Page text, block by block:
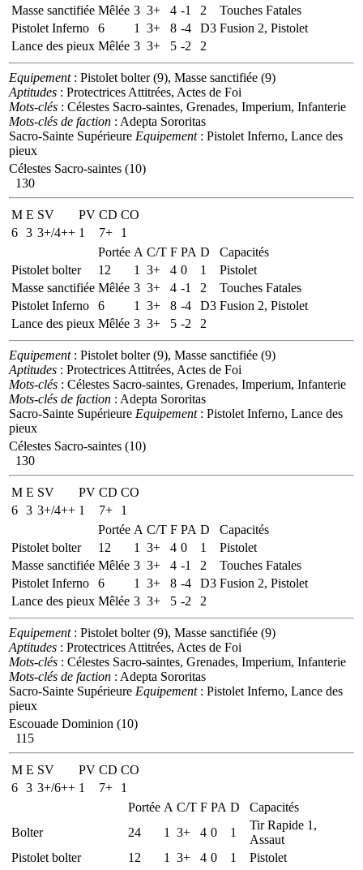
Masse sanctifiée Mêlée 3 3+ 4 -1 2
Touches Fatales
Pistolet Inferno
6 1 3+ 8 -4 D3 Fusion 2, Pistolet
Lance des pieux Mêlée 3 3+ 5 -2 2
Equipement: Pistolet bolter (9), Masse sanctifiée (9)
Aptitudes : Protectrices Attitrées, Actes de Foi
Mots-clés : Célestes Sacro-saintes, Grenades, Imperium, Infanterie
Mots-clés de faction : Adepta Sororitas
Sacro-Sainte Supérieure Equipement: Pistolet Inferno, Lance des
pieux
Célestes Sacro-saintes (10)
130
M E SV PV CD CO
6 3 3+/4++ 1 7+
1
Portée A C/T F PA D
Capacités
Pistolet bolter
12 1 3+ 4 0 1
Pistolet
Masse sanctifiée Mêlée 3 3+ 4 -1 2
Touches Fatales
Pistolet Inferno
6 1 3+ 8 -4 D3 Fusion 2, Pistolet
Lance des pieux Mêlée 3 3+ 5 -2 2
Equipement: Pistolet bolter (9), Masse sanctifiée (9)
Aptitudes : Protectrices Attitrées, Actes de Foi
Mots-clés : Célestes Sacro-saintes, Grenades, Imperium, Infanterie
Mots-clés de faction : Adepta Sororitas
Sacro-Sainte Supérieure Equipement: Pistolet Inferno, Lance des
pieux
Célestes Sacro-saintes (10)
130
M E SV PV CD CO
6 3 3+/4++ 1 7+
1
Portée A C/T F PA D
Capacités
Pistolet bolter
12 1 3+ 4 0 1
Pistolet
Masse sanctifiée Mêlée 3 3+ 4 -1 2
Touches Fatales
Pistolet Inferno
6 1 3+ 8 -4 D3 Fusion 2, Pistolet
Lance des pieux Mêlée 3 3+ 5 -2 2
Equipement: Pistolet bolter (9), Masse sanctifiée (9)
Aptitudes : Protectrices Attitrées, Actes de Foi
Mots-clés : Célestes Sacro-saintes, Grenades, Imperium, Infanterie
Mots-clés de faction : Adepta Sororitas
Sacro-Sainte Supérieure Equipement: Pistolet Inferno, Lance des
pieux
Escouade Dominion (10)
115
M E SV PV CD CO
6 3 3+/6++ 1 7+
1
Portée A C/T F PA D
Capacités
Bolter
24 1 3+ 4 0 1
Tir Rapide 1,
Assaut
Pistolet bolter
12 1 3+ 4 0 1
Pistolet